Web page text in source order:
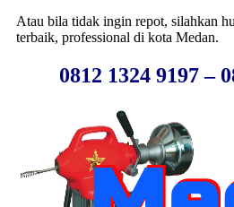
Atau bila tidak ingin repot, silahkan
terbaik, professional di kota Medan.
0812 1324 9197 –